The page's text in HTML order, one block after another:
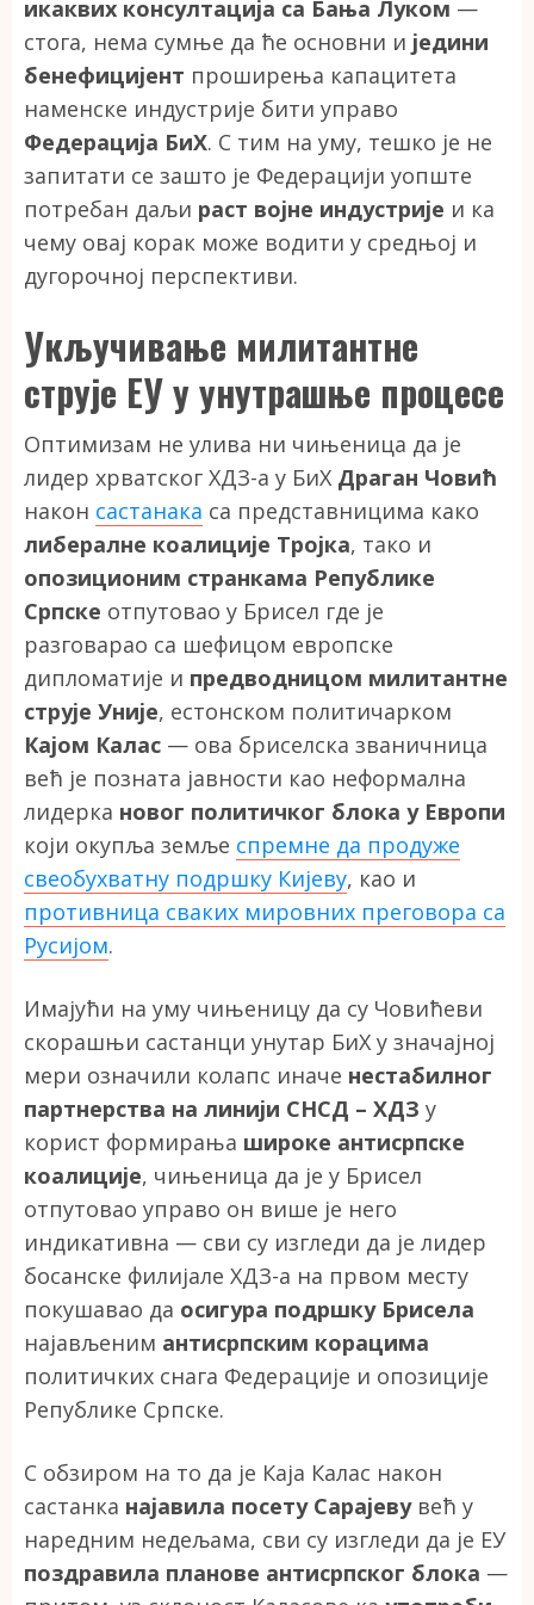
икаквих консултација са Бања Луком —
стога, нема сумње да ће основни и једини
бенефицијент проширења капацитета
наменске индустрије бити управо
Федерација БиХ. С тим на уму, тешко је не
запитати се зашто је Федерацији уопште
потребан даљи раст војне индустрије и ка
чему овај корак може водити у средњој и
дугорочној перспективи.
Укључивање милитантне
струје ЕУ у унутрашње процесе
Оптимизам не улива ни чињеница да је
лидер хрватског ХДЗ-а у БиХ Драган Човић
након састанака са представницима како
либералне коалиције Тројка, тако и
опозиционим странкама Републике
Српске отпутовао у Брисел где је
разговарао са шефицом европске
дипломатије и предводницом милитантне
струје Уније, естонском политичарком
Кајом Калас — ова бриселска званичница
већ је позната јавности као неформална
лидерка новог политичког блока у Европи
који окупља земље спремне да продуже
свеобухватну подршку Кијеву, као и
противница сваких мировних преговора са
Русијом.
Имајући на уму чињеницу да су Човићеви
скорашњи састанци унутар БиХ у значајној
мери означили колапс иначе нестабилног
партнерства на линији СНСД – ХДЗ у
корист формирања широке антисрпске
коалиције, чињеница да је у Брисел
отпутовао управо он више је него
индикативна — сви су изгледи да је лидер
босанске филијале ХДЗ-а на првом месту
покушавао да осигура подршку Брисела
најављеним антисрпским корацима
политичких снага Федерације и опозиције
Републике Српске.
С обзиром на то да је Каја Калас након
састанка најавила посету Сарајевувећ у
наредним недељама, сви су изгледи да је ЕУ
поздравила планове антисрпског блока —